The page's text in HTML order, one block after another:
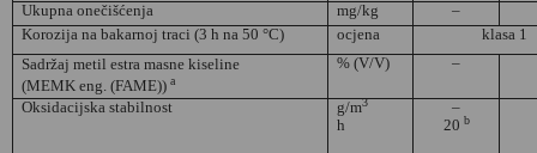
Ukupna onečišćenja
mg/kg
–
Korozija na bakarnoj traci(3 h na 50 °C) ocjena
klasa 1
Sadržaj mеtil еstrа mаsnе kisеlinе
(MEMK eng. (FAME))a
% (V/V) –
Oksidacijska stabilnost g/m3
h
–
20 b